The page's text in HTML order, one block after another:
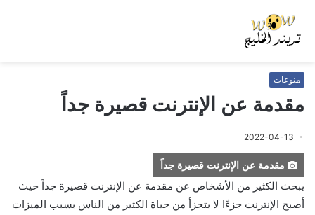
منوعات
مقدمة عن الإنترنت قصيرة جداً
2022-04-13
مقدمة عن الإنترنت قصيرة جداً
يبحث الكثير من الأشخاص عن مقدمة عن الإنترنت قصيرة جداً حيث
أصبح الإنترنت جزءًا لا يتجزأ من حياة الكثير من الناس بسبب الميزات